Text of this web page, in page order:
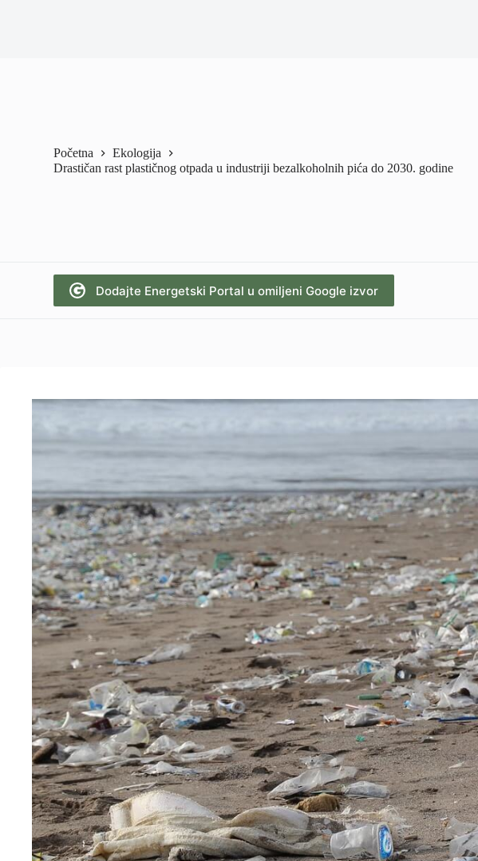
Početna
Ekologija
Drastičan rast plastičnog otpada u industriji bezalkoholnih pića do 2030. godine
Dodajte Energetski Portal u omiljeni Google izvor